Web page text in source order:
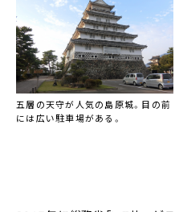
五層の天守が人気の島原城。目の前
には広い駐車場がある。